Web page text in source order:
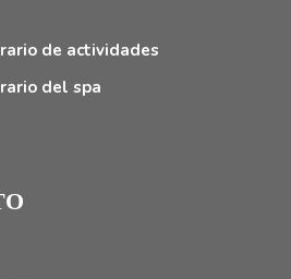
de actividades
del spa